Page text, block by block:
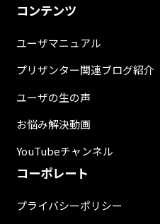
コンテンツ
ユーザマニュアル
プリザンター関連ブログ紹介
ユーザの生の声
お悩み解決動画
YouTubeチャンネル
コーポレート
プライバシーポリシー